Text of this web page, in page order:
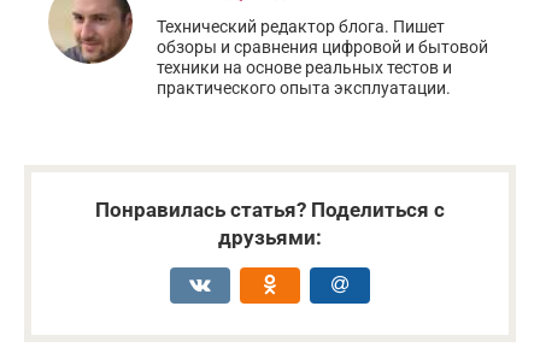
Технический редактор блога. Пишет
обзоры и сравнения цифровой и бытовой
техники на основе реальных тестов и
практического опыта эксплуатации.
Понравилась статья? Поделиться с
друзьями: